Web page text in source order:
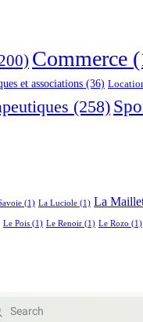
Commerce
et associations (36)
(258)
(1) La Luciole (1) La
Le Pois (1) Le Renoir (1) Le Rozo (1)